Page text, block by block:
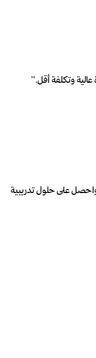
وتكلفة أقل.”
على حلول تدريبية